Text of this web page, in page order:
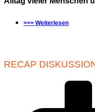
>>> Weiterlesen
RECAP